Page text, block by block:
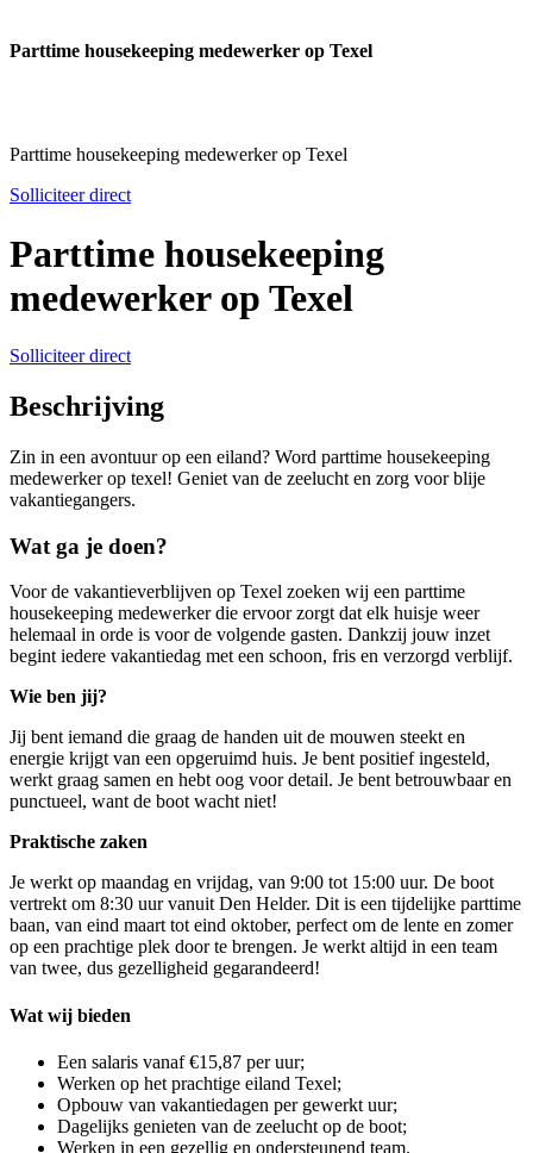
Parttime housekeeping medewerker op Texel
Parttime housekeeping medewerker op Texel
Solliciteer direct
Parttime housekeeping
medewerker op Texel
Solliciteer direct
Beschrijving
Zin in een avontuur op een eiland? Word parttime housekeeping
medewerker op texel! Geniet van de zeelucht en zorg voor blije
vakantiegangers.
Wat ga je doen?
Voor de vakantieverblijven op Texel zoeken wij een parttime
housekeeping medewerker die ervoor zorgt dat elk huisje weer
helemaal in orde is voor de volgende gasten. Dankzij jouw inzet
begint iedere vakantiedag met een schoon, fris en verzorgd verblijf.
Wie ben jij?
Jij bent iemand die graag de handen uit de mouwen steekt en
energie krijgt van een opgeruimd huis. Je bent positief ingesteld,
werkt graag samen en hebt oog voor detail. Je bent betrouwbaar en
punctueel, want de boot wacht niet!
Praktische zaken
Je werkt op maandag en vrijdag, van 9:00 tot 15:00 uur. De boot
vertrekt om 8:30 uur vanuit Den Helder. Dit is een tijdelijke parttime
baan, van eind maart tot eind oktober, perfect om de lente en zomer
op een prachtige plek door te brengen. Je werkt altijd in een team
van twee, dus gezelligheid gegarandeerd!
Wat wij bieden
Een salaris vanaf €15,87 per uur;
Werken op het prachtige eiland Texel;
Opbouw van vakantiedagen per gewerkt uur;
Dagelijks genieten van de zeelucht op de boot;
Werken in een gezellig en ondersteunend team.